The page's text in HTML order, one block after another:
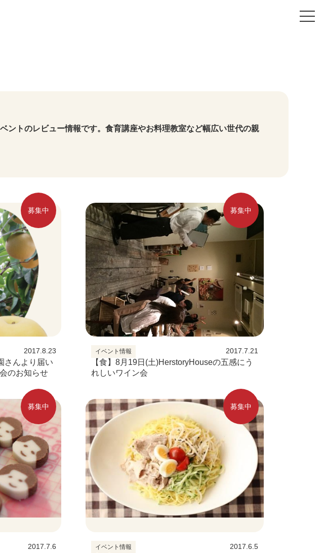
ントのレビュー情報です。食育講座やお料理教室など幅広い世代の親
募集中
2017.8.23
さんより届い
のお知らせ
募集中
イベント情報 2017.7.21
【食】8月19日(土)HerstoryHouseの五感にう
れしいワイン会
募集中
2017.7.6
募集中
イベント情報 2017.6.5
t
o